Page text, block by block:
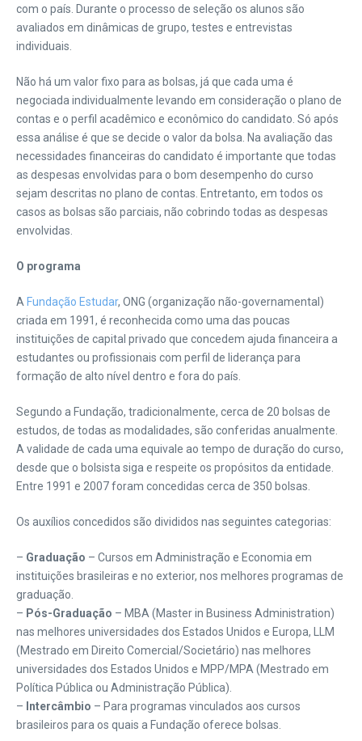
com o país. Durante o processo de seleção os alunos são
avaliados em dinâmicas de grupo, testes e entrevistas
individuais.
Não há um valor fixo para as bolsas, já que cada uma é
negociada individualmente levando em consideração o plano de
contas e o perfil acadêmico e econômico do candidato. Só após
essa análise é que se decide o valor da bolsa. Na avaliação das
necessidades financeiras do candidato é importante que todas
as despesas envolvidas para o bom desempenho do curso
sejam descritas no plano de contas. Entretanto, em todos os
casos as bolsas são parciais, não cobrindo todas as despesas
envolvidas.
O programa
A Fundação Estudar, ONG (organização não-governamental)
criada em 1991, é reconhecida como uma das poucas
instituições de capital privado que concedem ajuda financeira a
estudantes ou profissionais com perfil de liderança para
formação de alto nível dentro e fora do país.
Segundo a Fundação, tradicionalmente, cerca de 20 bolsas de
estudos, de todas as modalidades, são conferidas anualmente.
A validade de cada uma equivale ao tempo de duração do curso,
desde que o bolsista siga e respeite os propósitos da entidade.
Entre 1991 e 2007 foram concedidas cerca de 350 bolsas.
Os auxílios concedidos são divididos nas seguintes categorias:
– Graduação – Cursos em Administração e Economia em
instituições brasileiras e no exterior, nos melhores programas de
graduação.
– Pós-Graduação – MBA (Master in Business Administration)
nas melhores universidades dos Estados Unidos e Europa, LLM
(Mestrado em Direito Comercial/Societário) nas melhores
universidades dos Estados Unidos e MPP/MPA (Mestrado em
Política Pública ou Administração Pública).
– Intercâmbio – Para programas vinculados aos cursos
brasileiros para os quais a Fundação oferece bolsas.